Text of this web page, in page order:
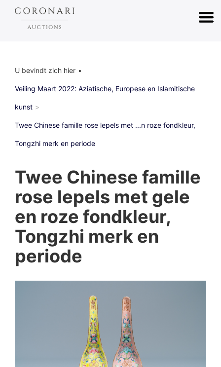
U bevindt zich hier
Veiling Maart 2022: Aziatische, Europese en Islamitische
kunst
Twee Chinese famille rose lepels met ...n roze fondkleur,
Tongzhi merk en periode
Twee Chinese famille
rose lepels met gele
en roze fondkleur,
Tongzhi merk en
periode